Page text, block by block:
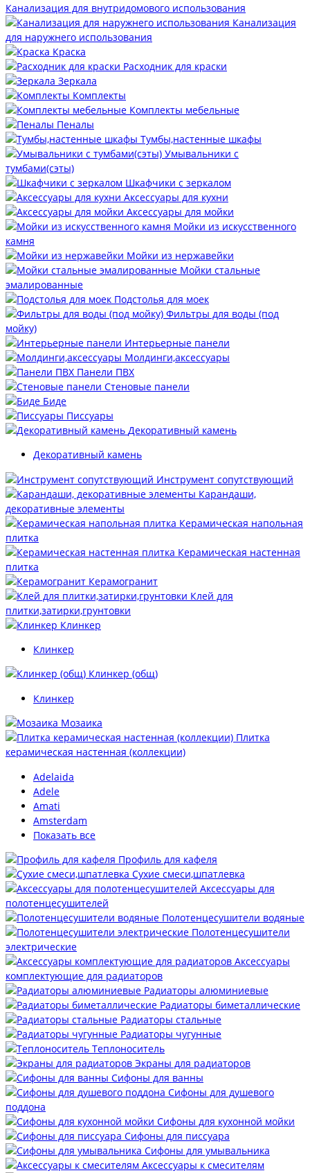
Канализация для внутридомового использования
Канализация
для наружнего использования
Краска
Расходник для краски
Зеркала
Комплекты
Комплекты мебельные
Пеналы
Тумбы,настенные шкафы
Умывальники с
тумбами(сэты)
Шкафчики с зеркалом
Аксессуары для кухни
Аксессуары для мойки
Мойки из искусственного
камня
Мойки из нержавейки
Мойки стальные
эмалированные
Подстолья для моек
Фильтры для воды (под
мойку)
Интерьерные панели
Молдинги,аксессуары
Панели ПВХ
Стеновые панели
Биде
Писсуары
Декоративный камень
Декоративный камень
Инструмент сопутствующий
Карандаши,
декоративные элементы
Керамическая напольная
плитка
Керамическая настенная
плитка
Керамогранит
Клей для
плитки,затирки,грунтовки
Клинкер
Клинкер
Клинкер (общ)
Клинкер
Мозаика
Плитка
керамическая настенная (коллекции)
Adelaida
Adele
Amati
Amsterdam
Показать все
Профиль для кафеля
Сухие смеси,шпатлевка
Аксессуары для
полотенцесушителей
Полотенцесушители водяные
Полотенцесушители
электрические
Аксессуары
комплектующие для радиаторов
Радиаторы алюминиевые
Радиаторы биметаллические
Радиаторы стальные
Радиаторы чугунные
Теплоноситель
Экраны для радиаторов
Сифоны для ванны
Сифоны для душевого
поддона
Сифоны для кухонной мойки
Сифоны для писсуара
Сифоны для умывальника
Аксессуары к смесителям